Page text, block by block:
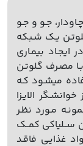
جـو و جـو
یـک شـبکه
بیمـاری
مصـرف گلوتـن
میشـود کـه
الایـزا
مـورد نظـر
ســلیاکی کمــک
غذایـی فاقـد